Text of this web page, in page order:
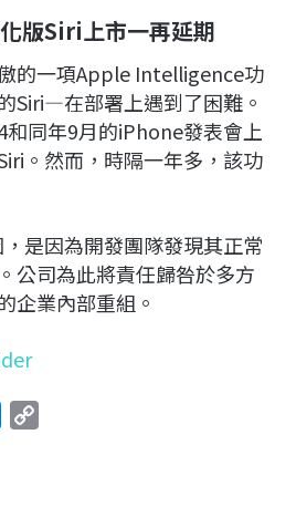
版Siri上市一再延期
的一項Apple Intelligence功
Siri—在部署上遇到了困難。
和同年9月的iPhone發表會上
。然而，時隔一年多，該功
是因為開發團隊發現其正常
公司為此將責任歸咎於多方
企業內部重組。